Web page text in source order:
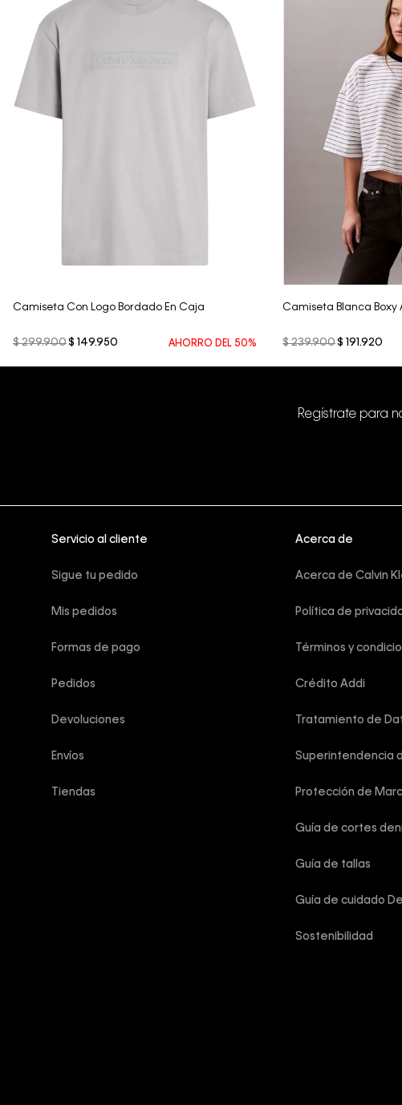
Camiseta Con Logo Bordado En Caja
$ 299.900$ 149.950 AHORRO DEL 50%
Vista
Camiseta Blanca Boxy
$ 239.900$ 191.920
Regístrate para
Servicio al cliente
Sigue tu pedido
Mis pedidos
Formas de pago
Pedidos
Devoluciones
Envíos
Tiendas
Acerca de
Acerca de Calvin
Política de
Términos y
Crédito Addi
Tratamiento de
Superintendencia
Protección de
Guía de cortes
Guía de tallas
Guía de cuidado
Sostenibilidad